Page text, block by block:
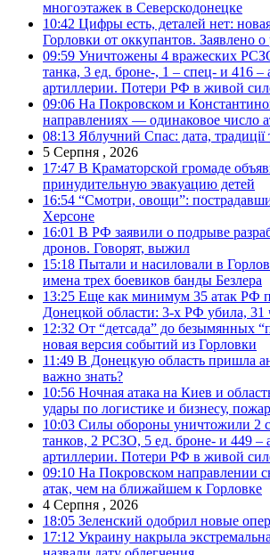
многоэтажек в Северскодонецке
10:42 Цифры есть, деталей нет:
Горловки от оккупантов. Заявлено
09:59 Уничтожены 4 вражеских
танка, 3 ед. броне-, 1 – спец- и 416 –
артиллерии. Потери РФ в живой
09:06 На Покровском и
направлениях — одинаковое число
08:13 Яблучний Спас: дата, традиції
5 Серпня , 2026
17:47 В Краматорской громаде
принудительную эвакуацию детей
16:54 “Смотри, овощи”:
Херсоне
16:01 В РФ заявили о подрыве
дронов. Говорят, выжил
15:18 Пытали и насиловали в
имена трех боевиков банды Безлера
13:25 Еще как минимум 35 атак РФ
Донецкой области: 3-х РФ убила, 31
12:32 От “детсада” до безымянных
новая версия событий из Горловки
11:49 В Донецкую область пришла
важно знать?
10:56 Ночная атака на Киев и
удары по логистике и бизнесу,
10:03 Силы обороны уничтожили 2
танков, 2 РСЗО, 5 ед. броне- и 449 –
артиллерии. Потери РФ в живой
09:10 На Покровском направлении
атак, чем на ближайшем к Горловке
4 Серпня , 2026
18:05 Зеленский одобрил новые
17:12 Украину накрыла